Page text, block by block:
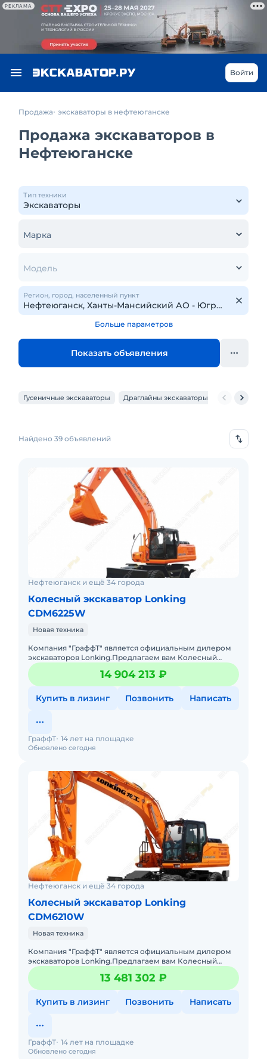
РЕКЛАМА
Войти
Продажа экскаваторы в нефтеюганске
Продажа экскаваторов в
Нефтеюганске
Тип техники
Марка
Модель
Регион, город, населенный пункт
Больше параметров
Показать объявления
Гусеничные экскаваторы Драглайны экскаваторы Карьерные
Найдено 39 объявлений
Нефтеюганск и ещё 34 города
Колесный экскаватор Lonking
CDM6225W
Новая техника
Компания "ГраффТ" является официальным дилером
экскаваторов Lonking.Предлагаем вам Колесный
экскаватор Lonking CDM6225W.и другие экскаваторы
под брендом Lonking14 904 213 ₽
Купить в лизинг Позвонить Написать
Обновлено сегодня
ГраффТ 14 лет на площадке
Нефтеюганск и ещё 34 города
Колесный экскаватор Lonking
CDM6210W
Новая техника
Компания "ГраффТ" является официальным дилером
экскаваторов Lonking.Предлагаем вам Колесный
экскаватор Lonking CDM6210W.и другие экскаваторы
под брендом Lonking13 481 302 ₽
Купить в лизинг Позвонить Написать
Обновлено сегодня
ГраффТ 14 лет на площадке